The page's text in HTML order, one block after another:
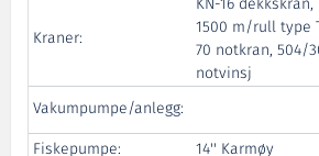
Kraner:
1500 m/rull type
70 notkran, 504/
notvinsj
Vakumpumpe/anlegg:
Fiskepumpe:
14'' Karmøy